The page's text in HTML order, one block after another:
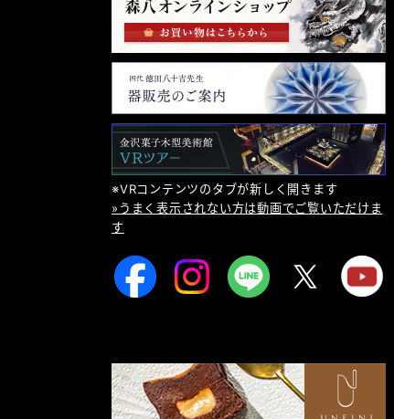
※VRコンテンツのタブが新しく開きます
»うまく表示されない方は動画でご覧いただけま
す